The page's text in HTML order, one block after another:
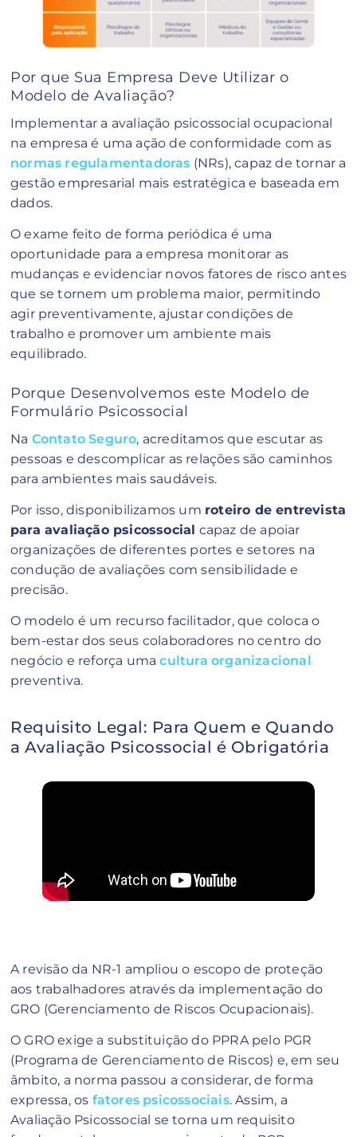
Por que Sua Empresa Deve Utilizar o
Modelo de Avaliação?
Implementar a avaliação psicossocial ocupacional
na empresa é uma ação de conformidade com as
normas regulamentadoras (NRs), capaz de tornar a
gestão empresarial mais estratégica e baseada em
dados.
O exame feito de forma periódica é uma
oportunidade para a empresa monitorar as
mudanças e evidenciar novos fatores de risco antes
que se tornem um problema maior, permitindo
agir preventivamente, ajustar condições de
trabalho e promover um ambiente mais
equilibrado.
Porque Desenvolvemos este Modelo de
Formulário Psicossocial
Na Contato Seguro, acreditamos que escutar as
pessoas e descomplicar as relações são caminhos
para ambientes mais saudáveis.
Por isso, disponibilizamos um roteiro de entrevista
para avaliação psicossocial capaz de apoiar
organizações de diferentes portes e setores na
condução de avaliações com sensibilidade e
precisão.
O modelo é um recurso facilitador, que coloca o
bem-estar dos seus colaboradores no centro do
negócio e reforça umacultura organizacional
preventiva.
Requisito Legal: Para Quem e Quando
a Avaliação Psicossocial é Obrigatória
A revisão da NR-1 ampliou o escopo de proteção
aos trabalhadores através da implementação do
GRO (Gerenciamento de Riscos Ocupacionais).
O GRO exige a substituição do PPRA pelo PGR
(Programa de Gerenciamento de Riscos) e, em seu
âmbito, a norma passou a considerar, de forma
expressa, os fatores psicossociais. Assim, a
Avaliação Psicossocial se torna um requisito